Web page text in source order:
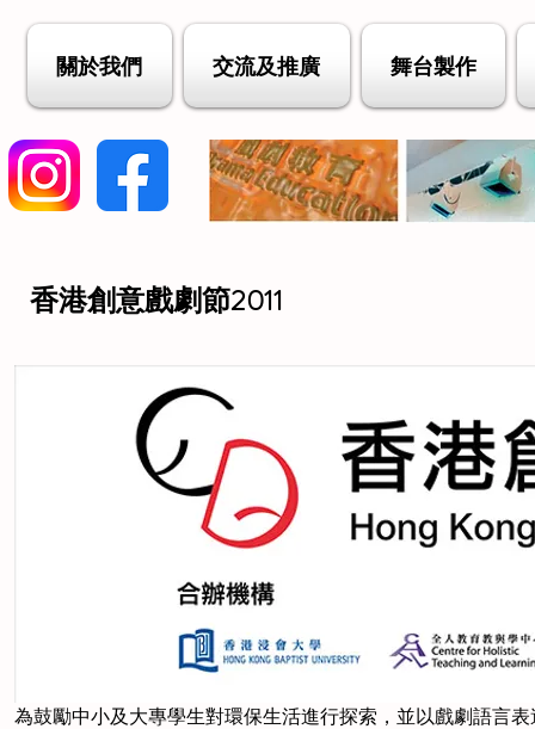
關於我們 交流及推廣 舞台製作
香港創意戲劇節2011
為鼓勵中小及大專學生對環保生活進行探索，並以戲劇語言